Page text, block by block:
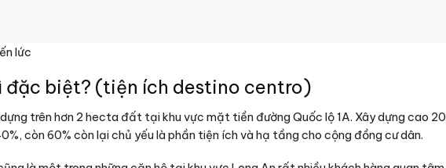
lức
đặc biệt? (tiện ích destino centro)
trên hơn 2 hecta đất tại khu vực mặt tiền đường Quốc lộ 1A. Xây dựng cao
còn 60% còn lại chủ yếu là phần tiện ích và hạ tầng cho cộng đồng cư dân.